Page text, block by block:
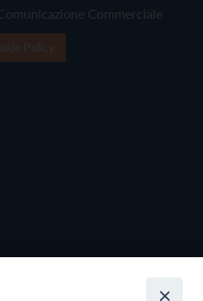
Commerciale